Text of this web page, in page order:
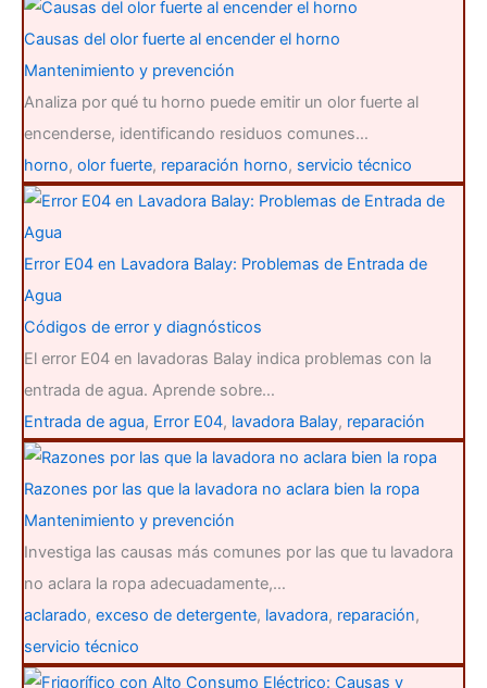
Causas del olor fuerte al encender el horno
Mantenimiento y prevención
Analiza por qué tu horno puede emitir un olor fuerte al
encenderse, identificando residuos comunes…
horno, olor fuerte, reparación horno, servicio técnico
Error E04 en Lavadora Balay: Problemas de Entrada de
Agua
Códigos de error y diagnósticos
El error E04 en lavadoras Balay indica problemas con la
entrada de agua. Aprende sobre…
Entrada de agua, Error E04, lavadora Balay, reparación
Razones por las que la lavadora no aclara bien la ropa
Mantenimiento y prevención
Investiga las causas más comunes por las que tu lavadora
no aclara la ropa adecuadamente,…
aclarado, exceso de detergente, lavadora, reparación,
servicio técnico